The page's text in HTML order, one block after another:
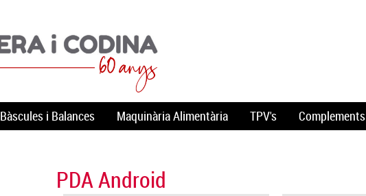
Bàscules i Balances Maquinària Alimentària TPV's Complements
PDA Android